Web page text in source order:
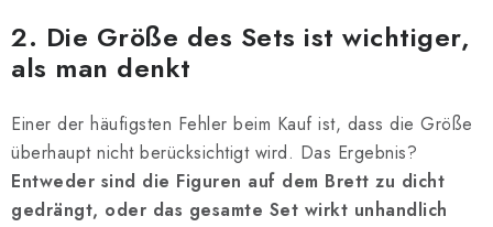
2. Die Größe des Sets ist wichtiger,
als man denkt
Einer der häufigsten Fehler beim Kauf ist, dass die Größe
überhaupt nicht berücksichtigt wird. Das Ergebnis?
Entweder sind die Figuren auf dem Brett zu dicht
gedrängt, oder das gesamte Set wirkt unhandlich